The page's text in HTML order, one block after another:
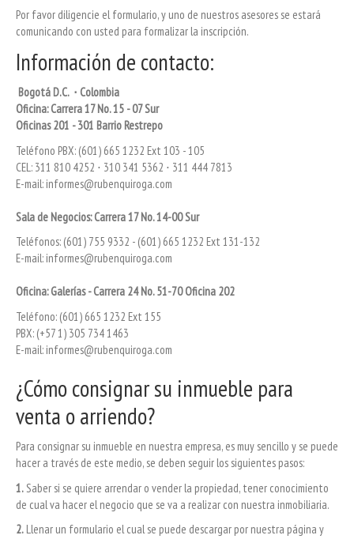
Por favor diligencie el formulario, y uno de nuestros asesores se estará
comunicando con usted para formalizar la inscripción.
Información de contacto:
Bogotá D.C. ⋅ Colombia
Oficina: Carrera 17 No. 15 - 07 Sur
Oficinas 201 - 301 Barrio Restrepo
Teléfono PBX: (601) 665 1232 Ext 103 - 105
CEL: 311 810 4252 ⋅ 310 341 5362 ⋅ 311 444 7813
E-mail: informes@rubenquiroga.com
Sala de Negocios: Carrera 17 No. 14-00 Sur
Teléfonos: (601) 755 9332 - (601) 665 1232 Ext 131-132
E-mail: informes@rubenquiroga.com
Oficina: Galerías - Carrera 24 No. 51-70 Oficina 202
Teléfono: (601) 665 1232 Ext 155
PBX: (+57 1) 305 734 1463
E-mail: informes@rubenquiroga.com
¿Cómo consignar su inmueble para
venta o arriendo?
Para consignar su inmueble en nuestra empresa, es muy sencillo y se puede
hacer a través de este medio, se deben seguir los siguientes pasos:
1. Saber si se quiere arrendar o vender la propiedad, tener conocimiento
de cual va hacer el negocio que se va a realizar con nuestra inmobiliaria.
2. Llenar un formulario el cual se puede descargar por nuestra página y